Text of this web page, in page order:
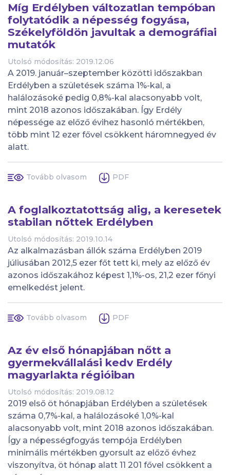
Míg Erdélyben változatlan tempóban
folytatódik a népesség fogyása,
Székelyföldön javultak a demográfiai
mutatók
Utolsó módosítás: 2019.12.06
A 2019. január–szeptember közötti időszakban
Erdélyben a születések száma 1%-kal, a
halálozásoké pedig 0,8%-kal alacsonyabb volt,
mint 2018 azonos időszakában. Így Erdély
népessége az előző évihez hasonló mértékben,
több mint 12 ezer fővel csökkent háromnegyed év
alatt.
Tovább olvasom PDF
A foglalkoztatottság alig, a keresetek
stabilan nőttek Erdélyben
Utolsó módosítás: 2019.10.14
Az alkalmazásban állók száma Erdélyben 2019
júliusában 2012,5 ezer főt tett ki, mely az előző év
azonos időszakához képest 1,1%-os, 21,2 ezer főnyi
emelkedést jelent.
Tovább olvasom PDF
Az év első hónapjában nőtt a
gyermekvállalási kedv Erdély
magyarlakta régióiban
Utolsó módosítás: 2019.08.12
2019 első öt hónapjában Erdélyben a születések
száma 0,7%-kal, a halálozásoké 1,0%-kal
alacsonyabb volt, mint 2018 azonos időszakában.
Így a népességfogyás tempója Erdélyben
minimális mértékben gyorsult az előző évhez
viszonyítva, öt hónap alatt 11 201 fővel csökkent a